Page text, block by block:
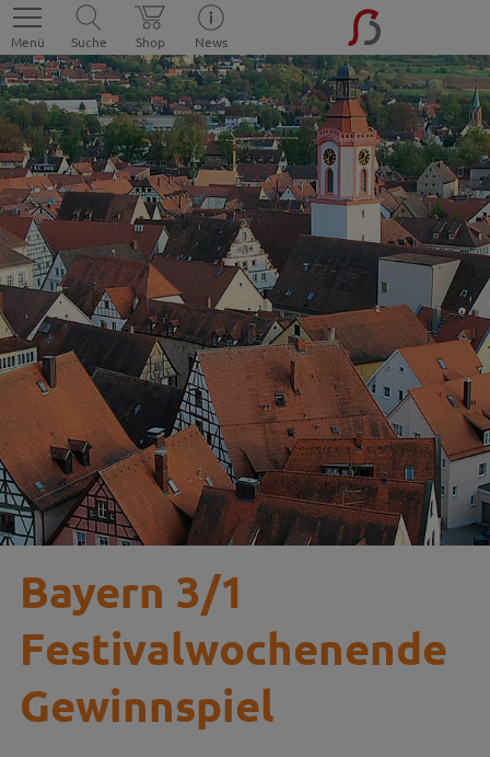
Menü Suche Shop News
Bayern 3/1
Festivalwochenende
Gewinnspiel